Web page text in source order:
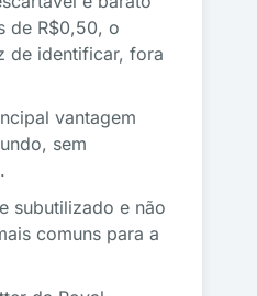
de R$0,50, o
de identificar, fora
vantagem
sem
subutilizado e não
comuns para a